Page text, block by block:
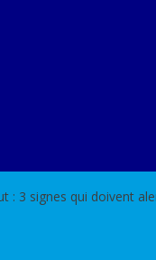
: 3 signes qui doivent